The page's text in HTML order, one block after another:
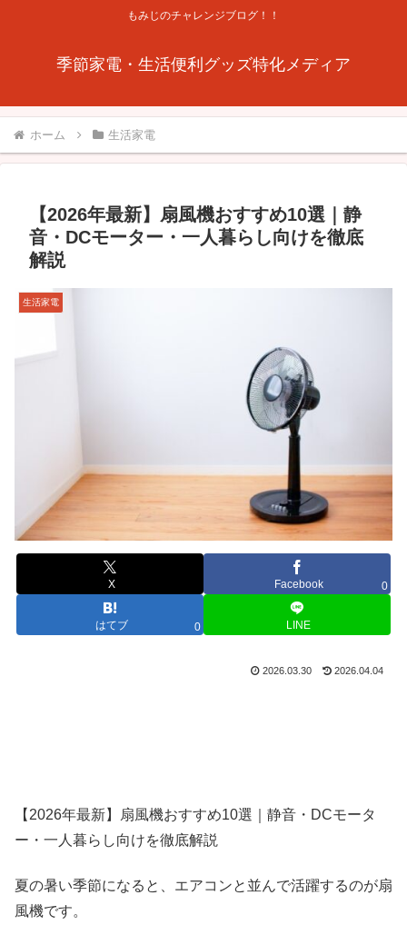
もみじのチャレンジブログ！！
季節家電・生活便利グッズ特化メディア
ホーム 生活家電
【2026年最新】扇風機おすすめ10選｜静
音・DCモーター・一人暮らし向けを徹底
解説
生活家電
X Facebook 0
はてブ 0 LINE
2026.03.30 2026.04.04
【2026年最新】扇風機おすすめ10選｜静音・DCモータ
ー・一人暮らし向けを徹底解説
夏の暑い季節になると、エアコンと並んで活躍するのが扇
風機です。